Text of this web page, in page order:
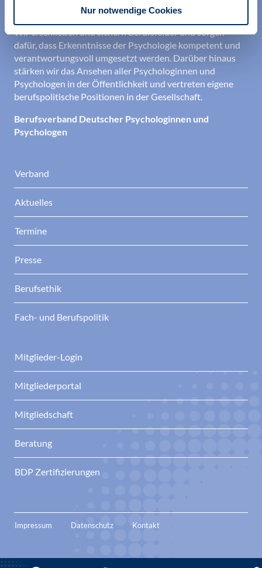
Nur notwendige Cookies
Wir erschließen und sichern Berufsfelder und sorgen
dafür, dass Erkenntnisse der Psychologie kompetent und
verantwortungsvoll umgesetzt werden. Darüber hinaus
stärken wir das Ansehen aller Psychologinnen und
Psychologen in der Öffentlichkeit und vertreten eigene
berufspolitische Positionen in der Gesellschaft.
Berufsverband Deutscher Psychologinnen und
Psychologen
Verband
Aktuelles
Termine
Presse
Berufsethik
Fach- und Berufspolitik
Mitglieder-Login
Mitgliederportal
Mitgliedschaft
Beratung
BDP Zertifizierungen
Impressum Datenschutz Kontakt